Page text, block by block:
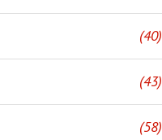
(40)
(43)
(58)